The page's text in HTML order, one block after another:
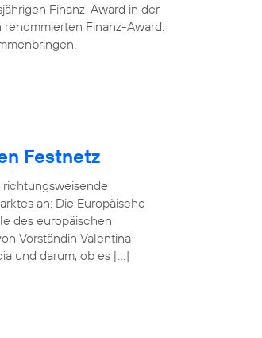
Finanz-Award in der
renommierten Finanz-Award.
Festnetz
an: Die Europäische
des europäischen
Vorständin Valentina
und darum, ob es […]